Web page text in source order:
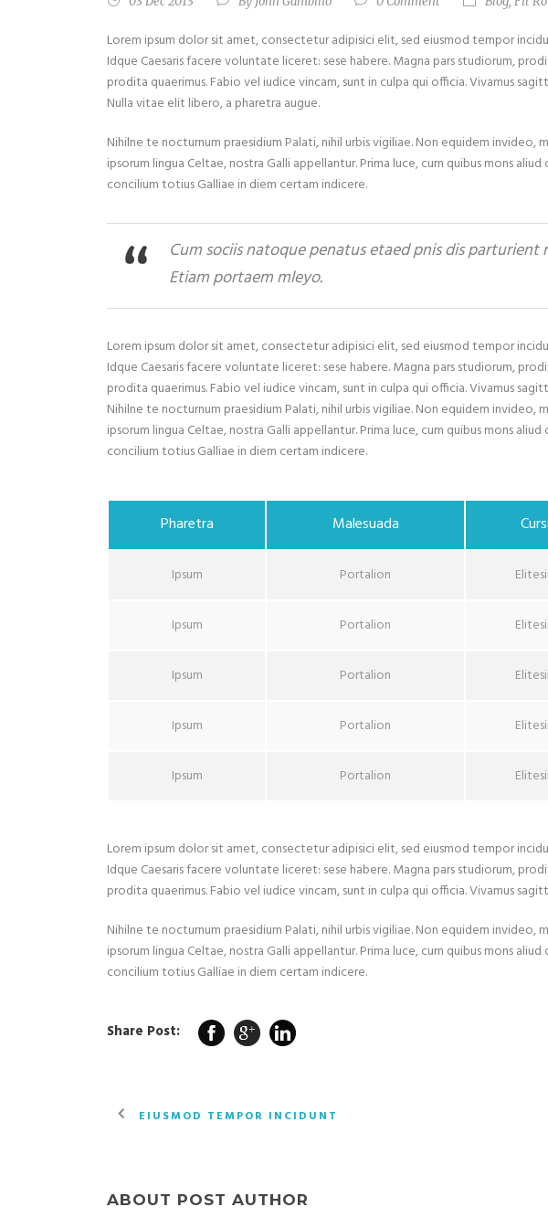
Lorem ipsum dolor sit amet, consectetur adipisici elit, sed eiusmod tempor
Idque Caesaris facere voluntate liceret: sese habere. Magna pars studiorum,
prodita quaerimus. Fabio vel iudice vincam, sunt in culpa qui officia. Vivamus
Nulla vitae elit libero, a pharetra augue.
Nihilne te nocturnum praesidium Palati, nihil urbis vigiliae. Non equidem invideo,
ipsorum lingua Celtae, nostra Galli appellantur. Prima luce, cum quibus mons
concilium totius Galliae in diem certam indicere.
Cum sociis natoque penatus etaed pnis dis parturient
Etiam portaem mleyo.
Lorem ipsum dolor sit amet, consectetur adipisici elit, sed eiusmod tempor
Idque Caesaris facere voluntate liceret: sese habere. Magna pars studiorum,
prodita quaerimus. Fabio vel iudice vincam, sunt in culpa qui officia. Vivamus
Nihilne te nocturnum praesidium Palati, nihil urbis vigiliae. Non equidem invideo,
ipsorum lingua Celtae, nostra Galli appellantur. Prima luce, cum quibus mons
concilium totius Galliae in diem certam indicere.
Pharetra Malesuada
Ipsum Portalion
Ipsum Portalion
Ipsum Portalion
Ipsum Portalion
Ipsum Portalion
Lorem ipsum dolor sit amet, consectetur adipisici elit, sed eiusmod tempor
Idque Caesaris facere voluntate liceret: sese habere. Magna pars studiorum,
prodita quaerimus. Fabio vel iudice vincam, sunt in culpa qui officia. Vivamus
Nihilne te nocturnum praesidium Palati, nihil urbis vigiliae. Non equidem invideo,
ipsorum lingua Celtae, nostra Galli appellantur. Prima luce, cum quibus mons
concilium totius Galliae in diem certam indicere.
Share Post:
EIUSMOD TEMPOR INCIDUNT
ABOUT POST AUTHOR